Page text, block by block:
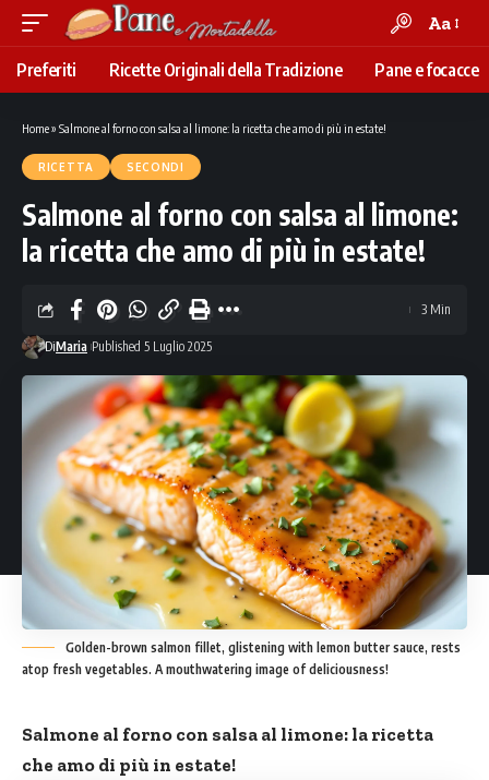
Font
Resizer
Aa
Preferiti Ricette Originali della Tradizione Pane e focacce
Home» Salmone al forno con salsa al limone: la ricetta che amo di più in estate!
RICETTA SECONDI
Salmone al forno con salsa al limone:
la ricetta che amo di più in estate!
DiMaria Published 5 Luglio 2025
3 Min
Golden-brown salmon fillet, glistening with lemon butter sauce, rests
atop fresh vegetables. A mouthwatering image of deliciousness!
Salmone al forno con salsa al limone: la ricetta
che amo di più in estate!